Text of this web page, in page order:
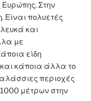
Στην
Είναι πολυετές
και
με
είδη
και κάποια άλλα το
περιοχές
μέτρων στην